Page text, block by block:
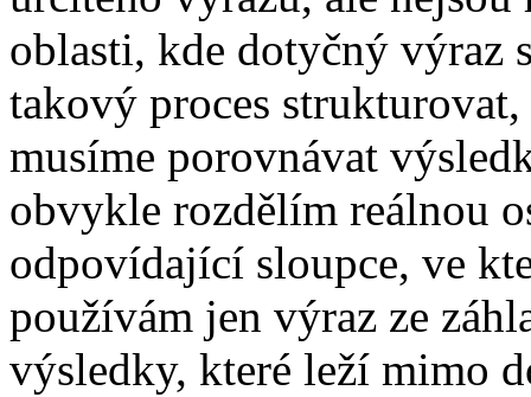
oblasti, kde dotyčný výraz
takový proces
musíme porovnávat
obvykle rozdělím reálnou
odpovídající sloupce, ve
používám jen výraz ze
výsledky, které leží mimo